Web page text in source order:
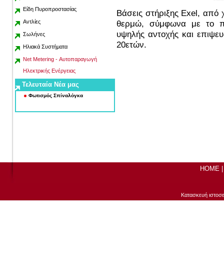
Bάσεις στήριξης Exel,
θερμώ, σύμφωνα με το
υψηλής αντοχής και
20ετών.
Είδη Πυροπροστασίας
Αντλίες
Σωλήνες
Ηλιακά Συστήματα
Net Metering - Αυτοπαραγωγή
Ηλεκτρικής Ενέργειας
Τελευταία Νέα μας
Φωτισμός Σπίναλόγκα
HOME
Κατασκευή